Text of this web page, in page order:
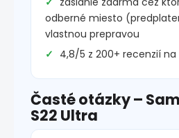
odberné miesto
vlastnou prepravou
4,8/5 z 200+ recenzií na
Časté otázky –
S22 Ultra